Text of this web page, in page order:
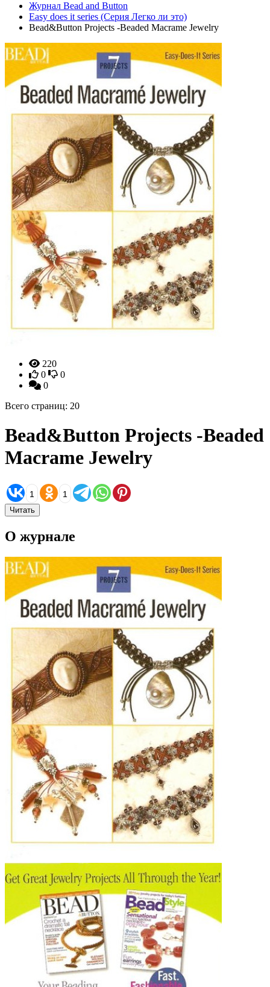
Журнал Bead and Button
Easy does it series (Серия Легко ли это)
Bead&Button Projects -Beaded Macrame Jewelry
220
0
0
0
Всего страниц: 20
Bead&Button Projects -Beaded
Macrame Jewelry
1 1
Читать
О журнале